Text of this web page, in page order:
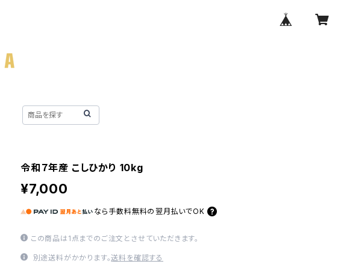
令和７年産 こしひかり 10kg
¥7,000
なら 手数料無料の 翌月払いでOK
この商品は1点までのご注文とさせていただきます。
別途送料がかかります。送料を確認する